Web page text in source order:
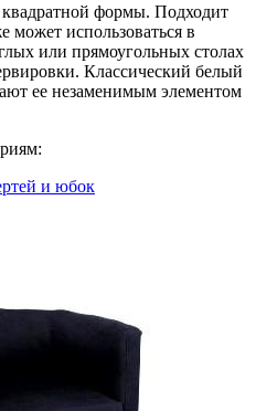
квадратной формы. Подходит
может использоваться в
или прямоугольных столах
Классический белый
ее незаменимым элементом
и юбок